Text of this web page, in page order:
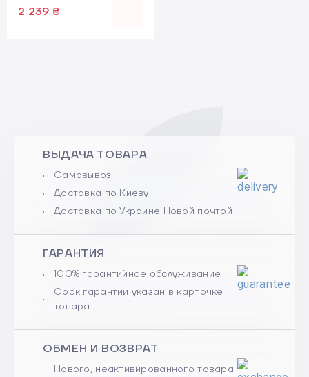
38/40/41/42mm
2 239 ₴
ВЫДАЧА ТОВАРА
Самовывоз
Доставка по Киеву
Доставка по Украине Новой почтой
ГАРАНТИЯ
100% гарантийное обслуживание
Срок гарантии указан в карточке
товара
ОБМЕН И ВОЗВРАТ
Нового, неактивированного товара